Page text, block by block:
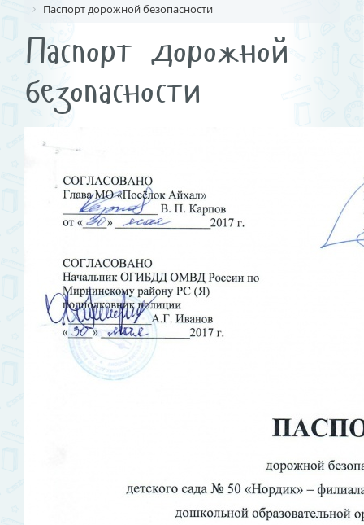
Паспорт дорожной безопасности
Паспорт дорожной
безопасности